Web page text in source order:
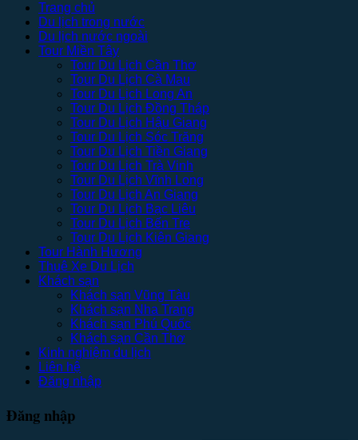
Trang chủ
Du lịch trong nước
Du lịch nước ngoài
Tour Miền Tây
Tour Du Lịch Cần Thơ
Tour Du Lịch Cà Mau
Tour Du Lịch Long An
Tour Du Lịch Đồng Tháp
Tour Du Lịch Hậu Giang
Tour Du Lịch Sóc Trăng
Tour Du Lịch Tiền Giang
Tour Du Lịch Trà Vinh
Tour Du Lịch Vĩnh Long
Tour Du Lịch An Giang
Tour Du Lịch Bạc Liêu
Tour Du Lịch Bến Tre
Tour Du Lịch Kiên Giang
Tour Hành Hương
Thuê Xe Du Lịch
Khách sạn
Khách sạn Vũng Tàu
Khách sạn Nha Trang
Khách sạn Phú Quốc
Khách sạn Cần Thơ
Kinh nghiệm du lịch
Liên hệ
Đăng nhập
Đăng nhập